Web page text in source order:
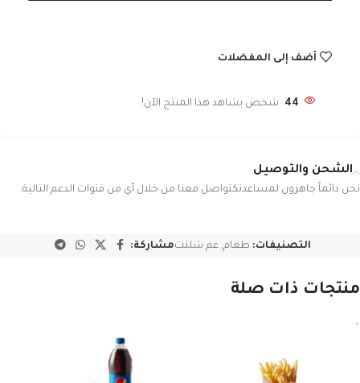
أضف إلى المفضلات
44 شخص يشاهد هذا المنتج الآن!
الشحن والتوصيل
نحن دائماً جاهزون لمساعدتكتواصل معنا من خلال أي من قنوات الدعم التالية:
التصنيفات: طعام, عم شلتتمشاركة:
منتجات ذات صلة